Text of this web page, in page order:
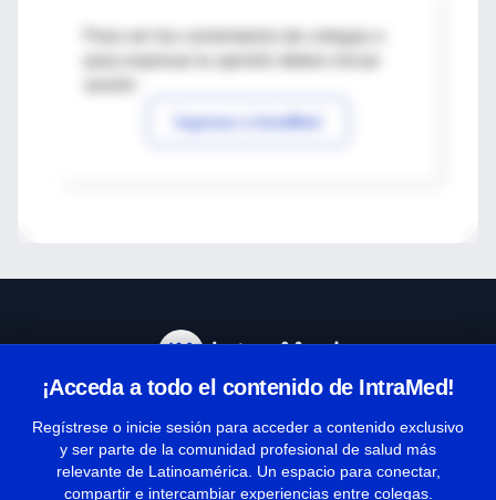
Para ver los comentarios de colegas o
Ingresar a IntraMed
¡Acceda a todo el contenido de IntraMed!
Regístrese o inicie sesión para acceder a contenido exclusivo
y ser parte de la comunidad profesional de salud más
relevante de Latinoamérica. Un espacio para conectar,
compartir e intercambiar experiencias entre colegas.
Términos y condiciones